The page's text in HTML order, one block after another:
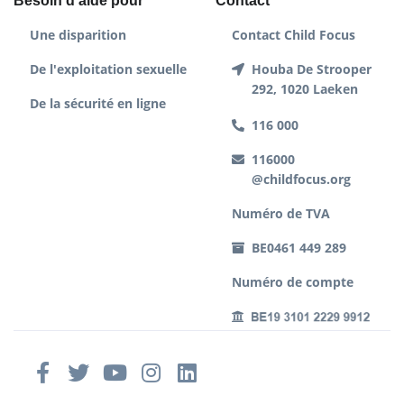
Une disparition
De l'exploitation sexuelle
De la sécurité en ligne
Contact Child Focus
Houba De Strooper
292, 1020 Laeken
116 000
116000
@childfocus.org
Numéro de TVA
BE0461 449 289
Numéro de compte